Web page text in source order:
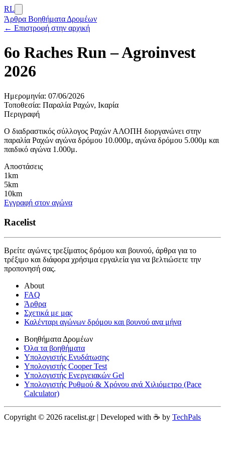
RL
Άρθρα Βοηθήματα Δρομέων
← Επιστροφή στην αρχική
6o Raches Run – Agroinvest
2026
Ημερομηνία: 07/06/2026
Τοποθεσία: Παραλία Ραχών, Ικαρία
Περιγραφή
Ο διαδραστικός σύλλογος Ραχών ΑΛΟΠΗ διοργανώνει στην
παραλία Ραχών αγώνα δρόμου 10.000μ, αγώνα δρόμου 5.000μ και
παιδικό αγώνα 1.000μ.
Αποστάσεις
1km
5km
10km
Εγγραφή στον αγώνα
Racelist
Βρείτε αγώνες τρεξίματος δρόμου και βουνού, άρθρα για το
τρέξιμο και διάφορα χρήσιμα εργαλεία για να βελτιώσετε την
προπονησή σας.
About
FAQ
Άρθρα
Σχετικά με μας
Καλένταρι αγώνων δρόμου και βουνού ανα μήνα
Βοηθήματα Δρομέων
Όλα τα βοηθήματα
Υπολογιστής Ενυδάτωσης
Υπολογιστής Cooper Test
Υπολογιστής Ενεργειακών Gel
Υπολογιστής Ρυθμού & Χρόνου ανά Χιλιόμετρο (Pace
Calculator)
Copyright © 2026 racelist.gr | Developed with ☕️ by TechPals